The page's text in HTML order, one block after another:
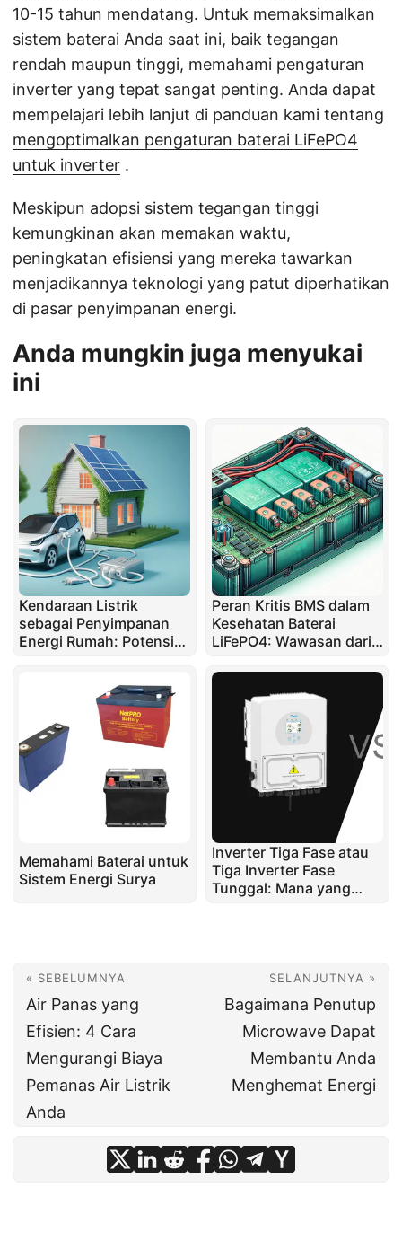
10-15 tahun mendatang. Untuk memaksimalkan
sistem baterai Anda saat ini, baik tegangan
rendah maupun tinggi, memahami pengaturan
inverter yang tepat sangat penting. Anda dapat
mempelajari lebih lanjut di panduan kami tentang
mengoptimalkan pengaturan baterai LiFePO4
untuk inverter .
Meskipun adopsi sistem tegangan tinggi
kemungkinan akan memakan waktu,
peningkatan efisiensi yang mereka tawarkan
menjadikannya teknologi yang patut diperhatikan
di pasar penyimpanan energi.
Anda mungkin juga menyukai
ini
Kendaraan Listrik
sebagai Penyimpanan
Energi Rumah: Potensi
Peran Kritis BMS dalam
Kesehatan Baterai
LiFePO4: Wawasan dari
Memahami Baterai untuk
Sistem Energi Surya
Inverter Tiga Fase atau
Tiga Inverter Fase
Tunggal: Mana yang
« SEBELUMNYA
Air Panas yang
Efisien: 4 Cara
Mengurangi Biaya
Pemanas Air Listrik
Anda
SELANJUTNYA »
Bagaimana Penutup
Microwave Dapat
Membantu Anda
Menghemat Energi